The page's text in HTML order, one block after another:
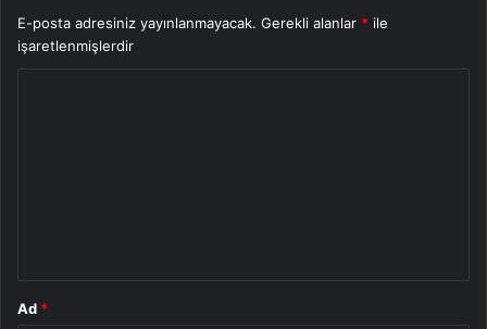
E-posta adresiniz yayınlanmayacak. Gerekli alanlar * ile
işaretlenmişlerdir
Ad *